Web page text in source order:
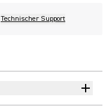
Technischer Support